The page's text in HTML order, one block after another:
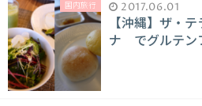
国内旅行 2017.06.01
【沖縄】ザ・
ナ でグルテン